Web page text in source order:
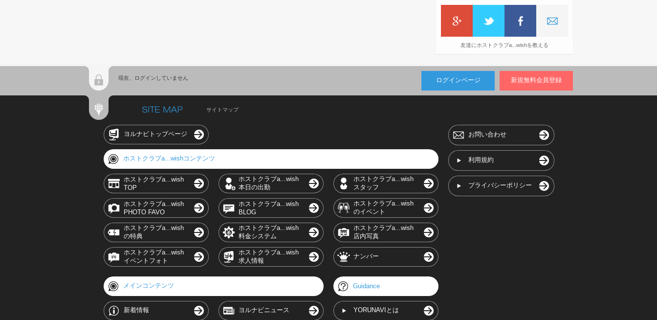
友達にホストクラブa...wishを教える
現在、ログインしていません ログインページ 新規無料会員登録
サイトマップ
ヨルナビトップページ
ホストクラブa...wishコンテンツ
ホストクラブa...wish
TOP
ホストクラブa...wish
本日の出勤
ホストクラブa...wish
スタッフ
ホストクラブa...wish
PHOTO FAVO
ホストクラブa...wish
BLOG
ホストクラブa...wish
のイベント
ホストクラブa...wish
の特典
ホストクラブa...wish
料金システム
ホストクラブa...wish
店内写真
ホストクラブa...wish
イベントフォト
ホストクラブa...wish
求人情報
ナンバー
メインコンテンツ
新着情報 ヨルナビニュース
Guidance
YORUNAVIとは
お問い合わせ
利用規約
プライバシーポリシー